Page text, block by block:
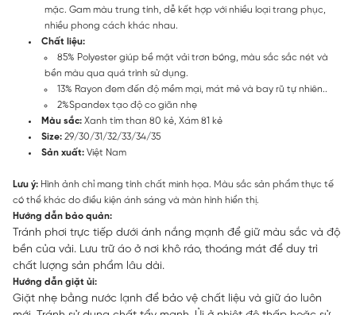
mặc. Gam màu trung tính, dễ kết hợp với nhiều loại trang phục,
nhiều phong cách khác nhau.
Chất liệu:
85% Polyester giúp bề mặt vải trơn bóng, màu sắc sắc nét và
bền màu qua quá trình sử dụng.
13% Rayon đem đến độ mềm mại, mát mẻ và bay rũ tự nhiên..
2%Spandex tạo độ co giãn nhẹ
Màu sắc: Xanh tím than 80 kẻ, Xám 81 kẻ
Size: 29/30/31/32/33/34/35
Sản xuất: Việt Nam
Lưu ý: Hình ảnh chỉ mang tính chất minh họa. Màu sắc sản phẩm thực tế
có thể khác do điều kiện ánh sáng và màn hình hiển thị.
Hướng dẫn bảo quản:
Tránh phơi trực tiếp dưới ánh nắng mạnh để giữ màu sắc và độ
bền của vải. Lưu trữ áo ở nơi khô ráo, thoáng mát để duy trì
chất lượng sản phẩm lâu dài.
Hướng dẫn giặt ủi:
Giặt nhẹ bằng nước lạnh để bảo vệ chất liệu và giữ áo luôn